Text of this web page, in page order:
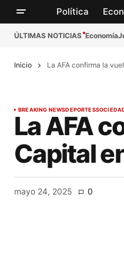
Política
ÚLTIMAS NOTICIAS Economía
Inicio La AFA confirma la
BREAKING NEWSDEPORTES
La AFA
Capital
mayo 24, 2025 0